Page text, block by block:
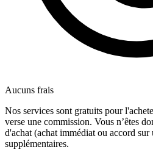
Aucuns frais
Nos services sont gratuits pour
verse une commission. Vous n’êtes
d'achat (achat immédiat ou accord
supplémentaires.